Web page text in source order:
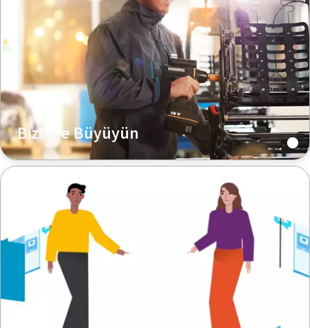
Bizimle Büyüyün